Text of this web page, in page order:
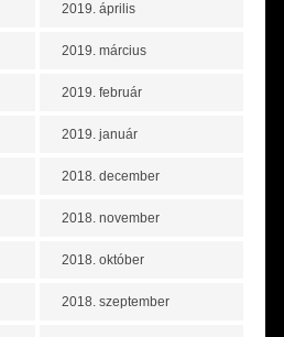
2019. április
2019. március
2019. február
2019. január
2018. december
2018. november
2018. október
2018. szeptember